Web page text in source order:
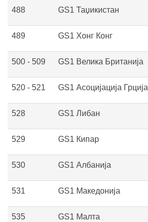
488 GS1 Таџикистан
489 GS1 Хонг Конг
500 - 509 GS1 Велика Британија
520 - 521 GS1 Асоцијација Грција
528 GS1 Либан
529 GS1 Кипар
530 GS1 Албанија
531 GS1 Македонија
535 GS1 Малта